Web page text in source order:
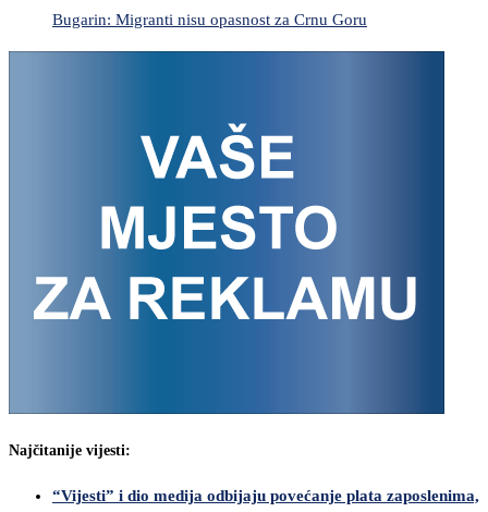
Bugarin: Migranti nisu opasnost za Crnu Goru
Najčitanije vijesti:
“Vijesti” i dio medija odbijaju povećanje plata zaposlenima,